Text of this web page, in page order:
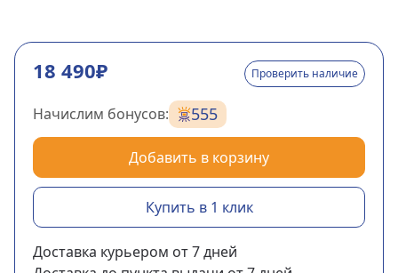
18 490₽ Проверить наличие
Начислим бонусов: 555
Добавить в корзину
Купить в 1 клик
Доставка курьером от 7дней